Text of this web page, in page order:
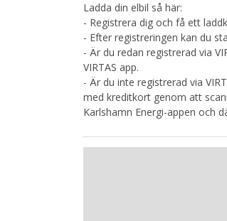
Ladda din elbil så här:
- Registrera dig och få ett
- Efter registreringen kan du
- Är du redan registrerad via
VIRTAS app.
- Är du inte registrerad via
med kreditkort genom att
Karlshamn Energi-appen och